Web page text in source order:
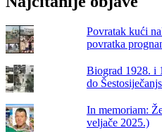
progovorile
Povratak kući
povratka
Biograd 1928. i
do
In memoriam:
veljače 2025.)